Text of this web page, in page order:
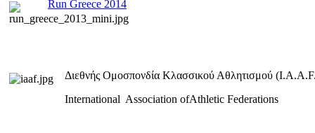
Run Greece 2014
Διεθνής Ομοσπονδία Κλασσικού Αθλητισμού
International Association ofAthletic Federations